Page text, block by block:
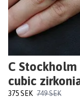
C
cubic
375 SEK 749 SEK